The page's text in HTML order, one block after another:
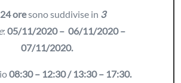
24 oresono suddivise in 3
:05/11/2020 – 06/11/2020 –
07/11/2020.
08:30 – 12:30 / 13:30 – 17:30.